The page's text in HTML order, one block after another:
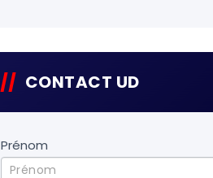
CONTACT UD
Contact
UD
Prénom